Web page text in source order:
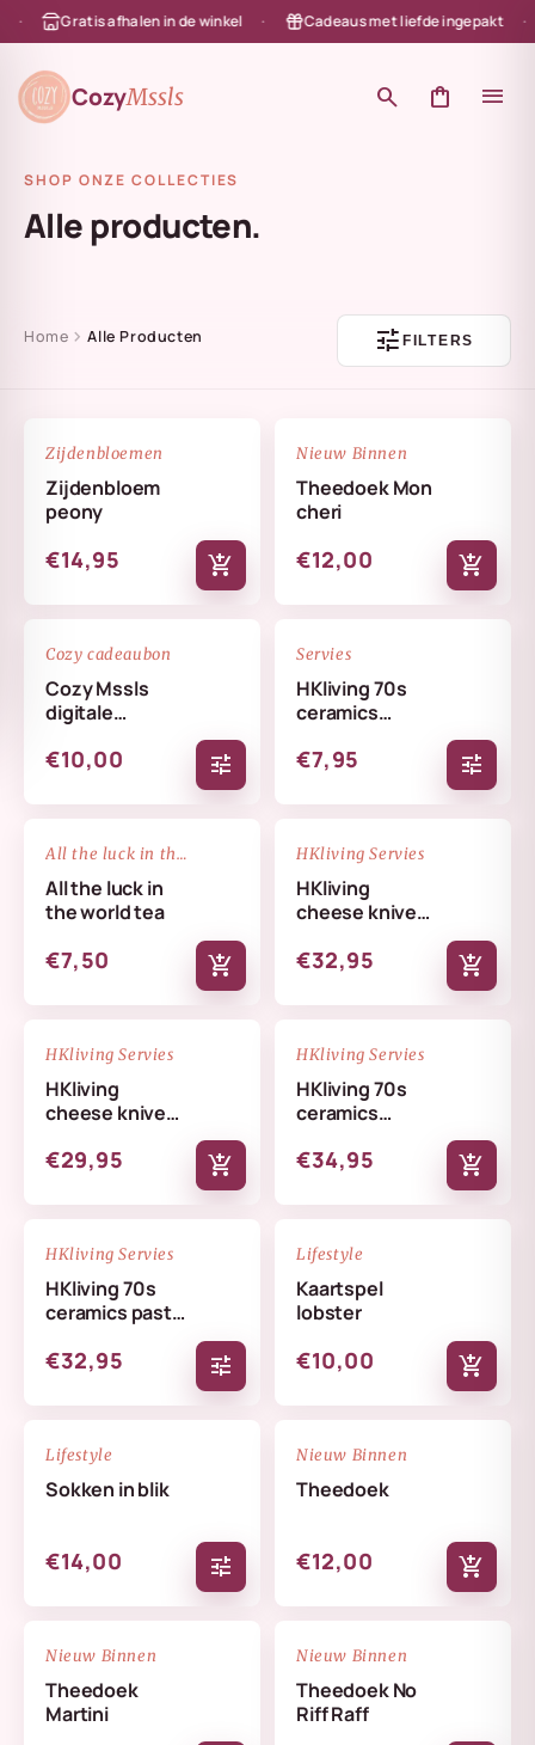
naar de content
Gratis afhalen in de winkel Cadeaus met liefde ingepakt
CozyMssls search shopping_bag menu
SHOP ONZE COLLECTIES
Alle producten.
Home chevron_rightAlle Producten tuneFILTERS
Zijdenbloemen
Zijdenbloem
peony
€14,95 add_shopping_cart
NIEUW
Nieuw Binnen
Theedoek Mon
cheri
€12,00 add_shopping_cart
Cozy cadeaubon
Cozy Mssls
digitale
Alleen online te
€10,00 tune
Servies
HKliving 70s
ceramics
€7,95 tune
All the luck in the world
All the luck in
the world tea
€7,50 add_shopping_cart
NIEUW
HKliving Servies
HKliving
cheese knives
€32,95 add_shopping_cart
NIEUW
HKliving Servies
HKliving
cheese knives
€29,95 add_shopping_cart
NIEUW
HKliving Servies
HKliving 70s
ceramics
skyline
€34,95 add_shopping_cart
NIEUW
HKliving Servies
HKliving 70s
ceramics pasta
€32,95 tune
NIEUW
Lifestyle
Kaartspel
lobster
€10,00 add_shopping_cart
NIEUW
Lifestyle
Sokken in blik
€14,00 tune
NIEUW
Nieuw Binnen
Theedoek
€12,00 add_shopping_cart
NIEUW
Nieuw Binnen
Theedoek
Martini
NIEUW
Nieuw Binnen
Theedoek No
Riff Raff